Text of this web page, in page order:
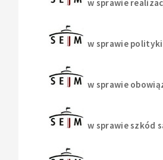
w sprawie
w sprawie
w sprawie
w sprawie szkód